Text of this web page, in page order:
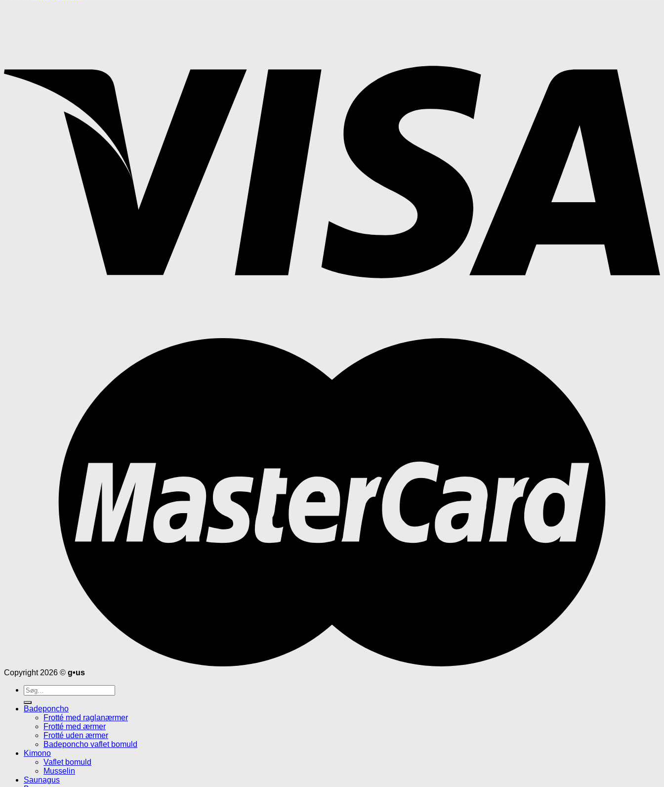
Copyright 2026 © g•us
Søg
efter:
Badeponcho
Frotté med raglanærmer
Frotté med ærmer
Frotté uden ærmer
Badeponcho vaflet bomuld
Kimono
Vaflet bomuld
Musselin
Saunagus